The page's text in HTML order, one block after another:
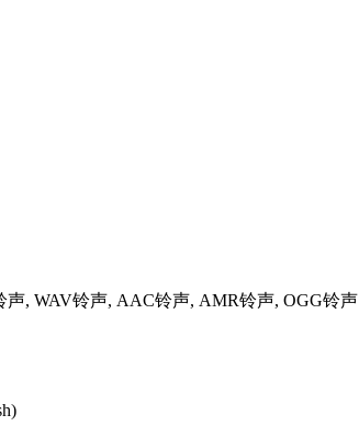
声, WAV铃声, AAC铃声, AMR铃声, OGG铃声